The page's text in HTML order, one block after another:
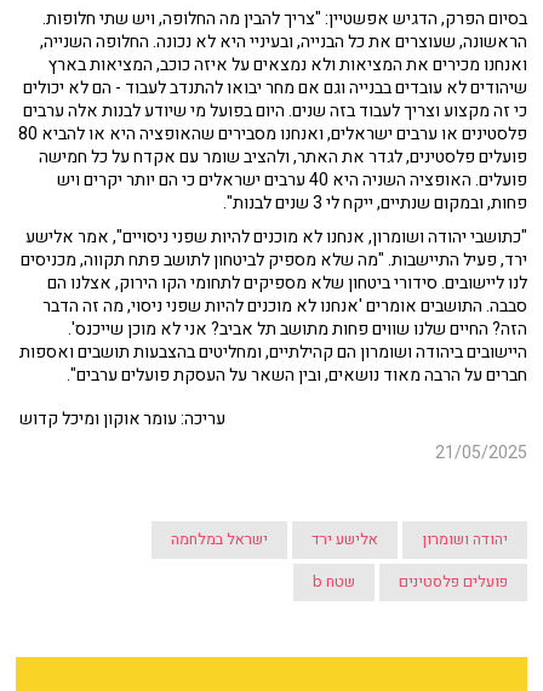
בסיום הפרק, הדגיש אפשטיין: "צריך להבין מה החלופה, ויש שתי חלופות.
הראשונה, שעוצרים את כל הבנייה, ובעיניי היא לא נכונה. החלופה השנייה,
ואנחנו מכירים את המציאות ולא נמצאים על איזה כוכב, המציאות בארץ
שיהודים לא עובדים בבנייה וגם אם מחר יבואו להתנדב לעבוד - הם לא יכולים
כי זה מקצוע וצריך לעבוד בזה שנים. היום בפועל מי שיודע לבנות אלה ערבים
פלסטינים או ערבים ישראלים, ואנחנו מסבירים שהאופציה היא או להביא 80
פועלים פלסטינים, לגדר את האתר, ולהציב שומר עם אקדח על כל חמישה
פועלים. האופציה השניה היא 40 ערבים ישראלים כי הם יותר יקרים ויש
פחות, ובמקום שנתיים, ייקח לי 3 שנים לבנות".
"כתושבי יהודה ושומרון, אנחנו לא מוכנים להיות שפני ניסויים", אמר אלישע
ירד, פעיל התיישבות. "מה שלא מספיק לביטחון לתושב פתח תקווה, מכניסים
לנו ליישובים. סידורי ביטחון שלא מספיקים לתחומי הקו הירוק, אצלנו הם
סבבה. התושבים אומרים 'אנחנו לא מוכנים להיות שפני ניסוי, מה זה הדבר
הזה? החיים שלנו שווים פחות מתושב תל אביב? אני לא מוכן שייכנס'.
היישובים ביהודה ושומרון הם קהילתיים, ומחליטים בהצבעות תושבים ואספות
חברים על הרבה מאוד נושאים, ובין השאר על העסקת פועלים ערבים".
עריכה: עומר אוקון ומיכל קדוש
21/05/2025
יהודה ושומרון אלישע ירד
ישראל במלחמה
פועלים פלסטינים
שטח b